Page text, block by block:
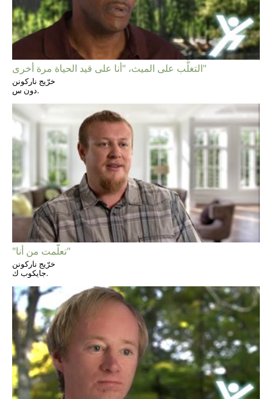
التغلُّب على الميث، "أنا على قيد الحياة مرة أخرى"
خرّيج ناركونن
دون س.
"تعلّمت من أنا"
خرّيج ناركونن
جايكوب ك.